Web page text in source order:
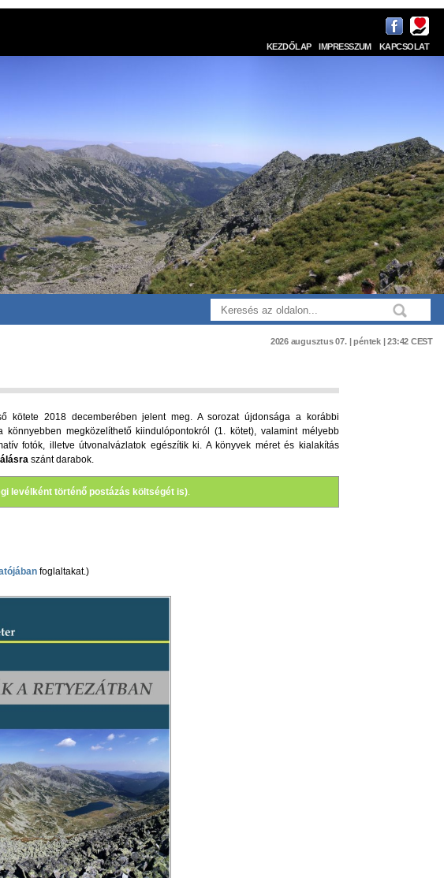
KEZDŐLAP IMPRESSZUM KAPCSOLAT
2026 augusztus 07. | péntek | 23:42 CEST
kötete 2018 decemberében jelent meg. A sorozat újdonsága a korábbi
megközelíthető kiindulópontokról (1. kötet), valamint mélyebb
fotók, illetve útvonalvázlatok egészítik ki. A könyvek méret és kialakítás
szánt darabok.
levélként történő postázás költségét is).
foglaltakat.)